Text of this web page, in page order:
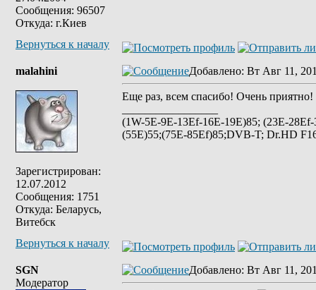
Сообщения: 96507
Откуда: г.Киев
Вернуться к началу
malahini
Зарегистрирован:
12.07.2012
Сообщения: 1751
Откуда: Беларусь,
Витебск
Добавлено: Вт Авг 11,
Еще раз, всем спасибо! Очень приятно!
(1W-5E-9E-13Ef-16E-19E)85; (23E-
(55E)55;(75E-85Ef)85;DVB-T; Dr.HD
Вернуться к началу
SGN
Модератор
Добавлено: Вт Авг 11,